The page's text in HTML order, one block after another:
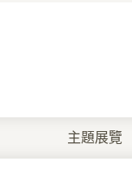
主題展覽